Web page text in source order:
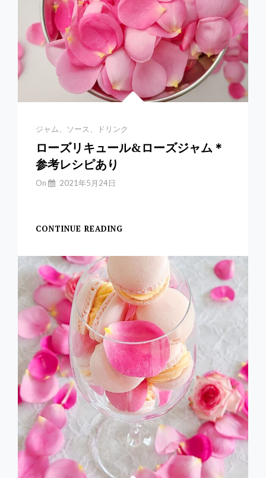
ル
＊
参
考
シ
ピ
Categories
ジャム、ソース、ドリンク
ローズリキュール&ローズジャム＊
参考レシピあり
By
On 2021年5月24日
CONTINUE READING
ズ
ュ
ー
ル
&
ロ
ー
ズ
ジ
ャ
ム
＊
考
シ